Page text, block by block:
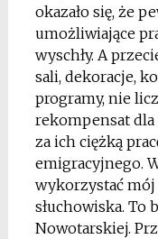
okazało się, że
umożliwiające
wyschły. A
sali, dekoracje,
programy, nie
rekompensat
za ich ciężką
emigracyjnego.
wykorzystać mój
słuchowiska. To
Nowotarskiej.